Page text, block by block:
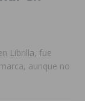
Librilla, fue
aunque no